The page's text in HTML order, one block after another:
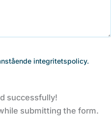
integritetspolicy.
successfully!
submitting the form.